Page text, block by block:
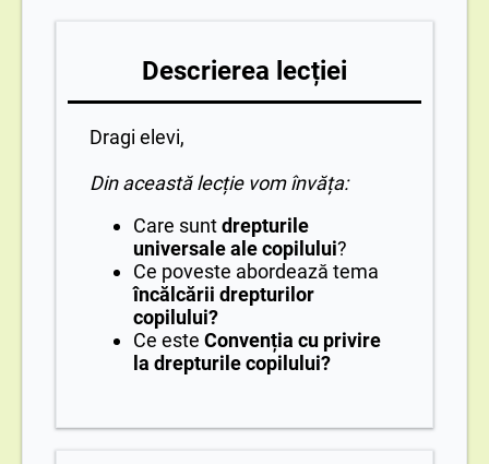
Descrierea lecției
Dragi elevi,
Din această lecție vom învăța:
Care suntdrepturile
universale ale copilului?
Ce poveste abordează tema
încălcării drepturilor
copilului?
Ce este Convenția cu privire
la drepturile copilului?